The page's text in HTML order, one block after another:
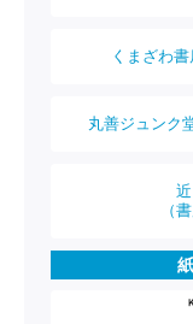
くまざわ書
丸善ジュンク
（